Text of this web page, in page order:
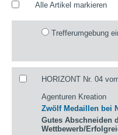
Alle Artikel markieren
Trefferumgebung
HORIZONT Nr. 04
Agenturen Kreation
Zwölf Medaillen bei
Gutes Abschneiden
Wettbewerb/